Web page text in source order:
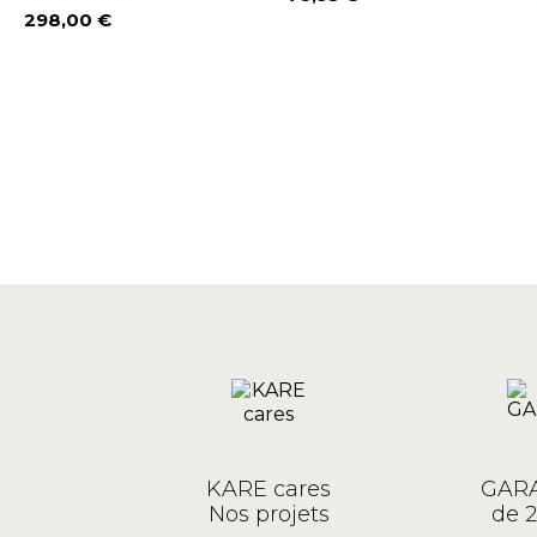
Prix
298,00 €
Prix
KARE cares
Nos projets
de